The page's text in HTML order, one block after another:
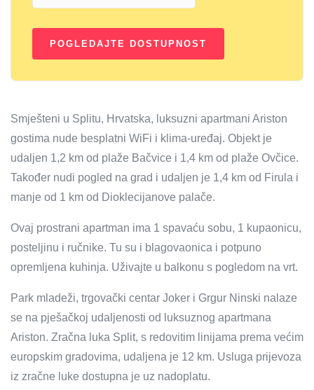
Smješteni u Splitu, Hrvatska, luksuzni apartmani Ariston
gostima nude besplatni WiFi i klima-uređaj. Objekt je
udaljen 1,2 km od plaže Bačvice i 1,4 km od plaže Ovčice.
Također nudi pogled na grad i udaljen je 1,4 km od Firula i
manje od 1 km od Dioklecijanove palače.
Ovaj prostrani apartman ima 1 spavaću sobu, 1 kupaonicu,
posteljinu i ručnike. Tu su i blagovaonica i potpuno
opremljena kuhinja. Uživajte u balkonu s pogledom na vrt.
Park mladeži, trgovački centar Joker i Grgur Ninski nalaze
se na pješačkoj udaljenosti od luksuznog apartmana
Ariston. Zračna luka Split, s redovitim linijama prema većim
europskim gradovima, udaljena je 12 km. Usluga prijevoza
iz zračne luke dostupna je uz nadoplatu.